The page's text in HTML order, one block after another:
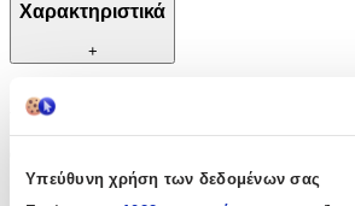
Υπεύθυνη χρήση των δεδομένων σας
Χαρακτηριστικά
+
Χαρακτηριστικά